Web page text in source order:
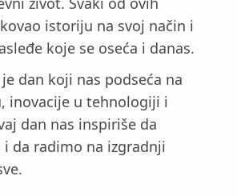
istoriju na svoj način i
koje se oseća i danas.
dan koji nas podseća na
inovacije u tehnologiji i
dan nas inspiriše da
da radimo na izgradnji